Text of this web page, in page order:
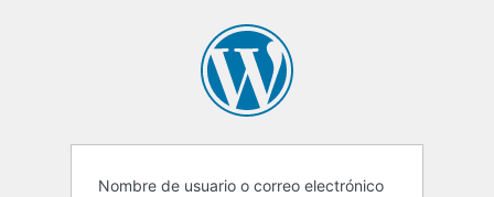
Nombre de usuario o correo electrónico